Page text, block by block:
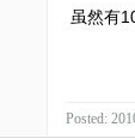
虽然有
Posted: